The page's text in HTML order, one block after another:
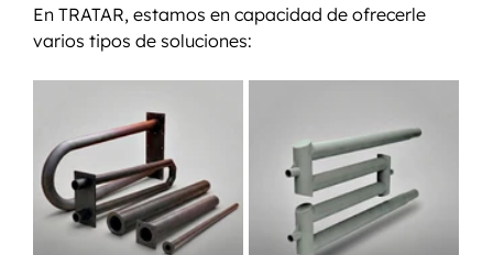
En TRATAR, estamos en capacidad de ofrecerle
varios tipos de soluciones: